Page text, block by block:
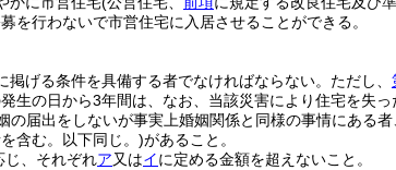
を行わないで市営住宅に入居させることができる。
げる条件を具備する者でなければならない。 ただし、
生の日から3年間は、なお、当該災害により住宅を失っ
の届出をしないが事実上婚姻関係と同様の事情にある
含む。以下同じ。)があること。
じ、それぞれア又はイに定める金額を超えないこと。